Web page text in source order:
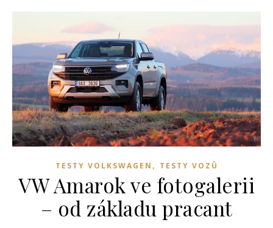
TESTY VOLKSWAGEN , TESTY VOZŮ
VW Amarok ve fotogalerii
– od základu pracant